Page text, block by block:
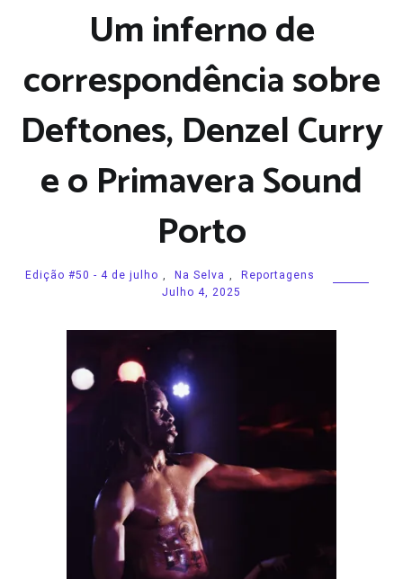
Um inferno de
correspondência sobre
Deftones, Denzel Curry
e o Primavera Sound
Porto
Edição #50 - 4 de julho , Na Selva ,
Reportagens
Julho 4, 2025